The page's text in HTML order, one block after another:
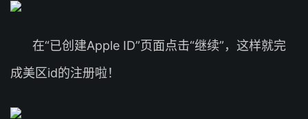
在“已创建Apple ID”页面点击“继续”，这样就完
成美区id的注册啦！